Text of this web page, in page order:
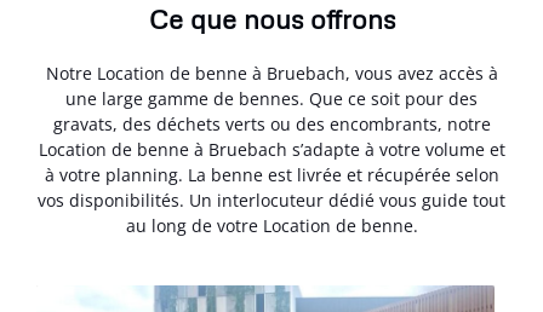
Ce que nous offrons
Notre Location de benne à Bruebach, vous avez accès à
une large gamme de bennes. Que ce soit pour des
gravats, des déchets verts ou des encombrants, notre
Location de benne à Bruebach s’adapte à votre volume et
à votre planning. La benne est livrée et récupérée selon
vos disponibilités. Un interlocuteur dédié vous guide tout
au long de votre Location de benne.